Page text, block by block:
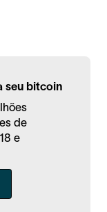
seu bitcoin
de
e